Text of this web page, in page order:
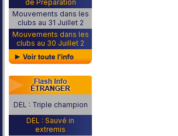
de Préparation
Mouvements dans les
clubs au 31 Juillet 2
Mouvements dans les
clubs au 30 Juillet 2
DEL : Triple champion
DEL : Sauvé in
extremis